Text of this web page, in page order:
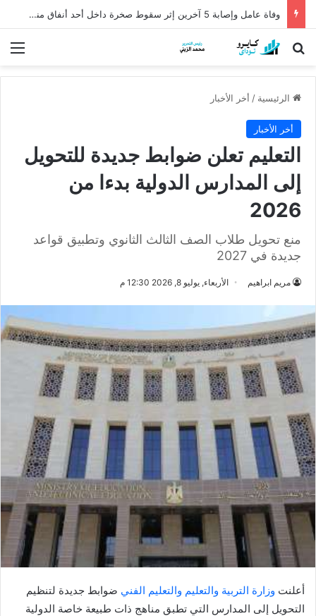
وفاة عامل وإصابة 5 آخرين إثر سقوط صخرة داخل أحد أنفاق منجم السكري
بحث عن
الرئيسية / أخر الأخبار
أخر الأخبار
التعليم تعلن ضوابط جديدة للتحويل
إلى المدارس الدولية بدءا من
2026
منع تحويل طلاب الصف الثالث الثانوي وتطبيق قواعد
جديدة في 2027
مريم ابراهيم الأربعاء, يوليو 8, 2026 12:30 م
أعلنت وزارة التربية والتعليم والتعليم الفني ضوابط جديدة لتنظيم
التحويل إلى المدارس التي تطبق مناهج ذات طبيعة خاصة الدولية